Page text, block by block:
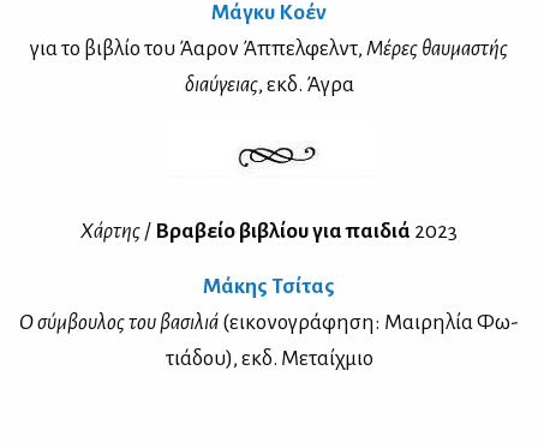
Μά­γκυ Κο­έν
για το βι­βλίο του Άα­ρον Άπ­πελ­φελντ, Μέ­ρες θαυ­μα­στής
διαύ­γειας, εκδ. Άγρα
Χάρ­της / Βρα­βείο βι­βλί­ου για παι­διά 2023
Μά­κης Τσί­τας
Ο σύμ­βου­λος του βα­σι­λιά (ει­κο­νο­γρά­φη­ση: Μαι­ρη­λία Φω­
τιά­δου), εκδ. Με­ταίχ­μιο